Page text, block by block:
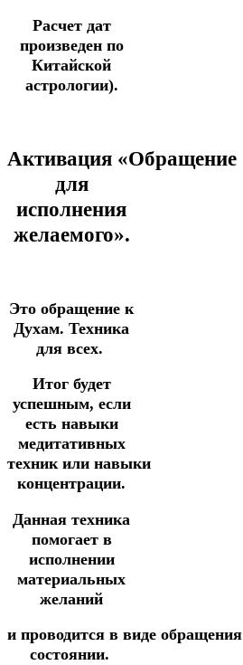
Расчет дат
произведен по
Китайской
астрологии).
Активация «Обращение
для
исполнения
желаемого».
Это обращение к
Духам. Техника
для всех.
Итог будет
успешным, если
есть навыки
медитативных
техник или навыки
концентрации.
Данная техника
помогает в
исполнении
материальных
желаний
и проводится в виде обращения
состоянии.